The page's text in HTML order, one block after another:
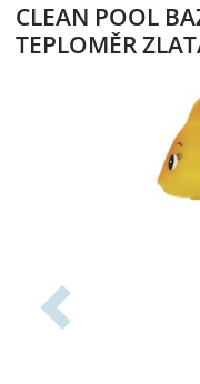
CLEAN POOL
TEPLOMĚR
Předchozí